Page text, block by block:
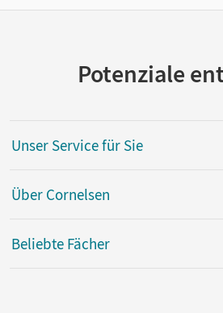
Potenziale
Unser Service für Sie
Über Cornelsen
Beliebte Fächer